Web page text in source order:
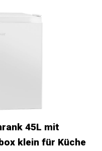
45L mit
klein für Küche